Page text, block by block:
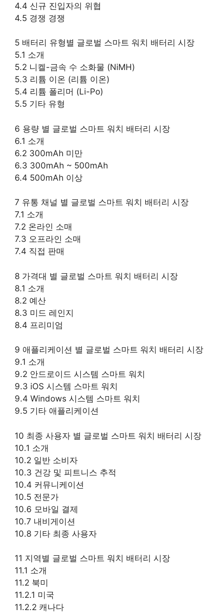
4.4 신규 진입자의 위협
4.5 경쟁 경쟁
5 배터리 유형별 글로벌 스마트 워치 배터리 시장
5.1 소개
5.2 니켈-금속 수 소화물 (NiMH)
5.3 리튬 이온 (리튬 이온)
5.4 리튬 폴리머 (Li-Po)
5.5 기타 유형
6 용량 별 글로벌 스마트 워치 배터리 시장
6.1 소개
6.2 300mAh 미만
6.3 300mAh ~ 500mAh
6.4 500mAh 이상
7 유통 채널 별 글로벌 스마트 워치 배터리 시장
7.1 소개
7.2 온라인 소매
7.3 오프라인 소매
7.4 직접 판매
8 가격대 별 글로벌 스마트 워치 배터리 시장
8.1 소개
8.2 예산
8.3 미드 레인지
8.4 프리미엄
9 애플리케이션 별 글로벌 스마트 워치 배터리 시장
9.1 소개
9.2 안드로이드 시스템 스마트 워치
9.3 iOS 시스템 스마트 워치
9.4 Windows 시스템 스마트 워치
9.5 기타 애플리케이션
10 최종 사용자 별 글로벌 스마트 워치 배터리 시장
10.1 소개
10.2 일반 소비자
10.3 건강 및 피트니스 추적
10.4 커뮤니케이션
10.5 전문가
10.6 모바일 결제
10.7 내비게이션
10.8 기타 최종 사용자
11 지역별 글로벌 스마트 워치 배터리 시장
11.1 소개
11.2 북미
11.2.1 미국
11.2.2 캐나다